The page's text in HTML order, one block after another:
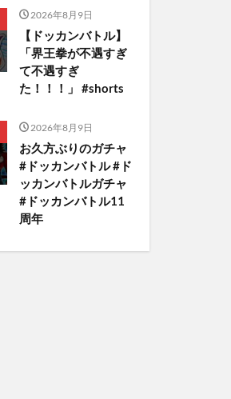
2026年8月9日
【ドッカンバトル】
「界王拳が不遇すぎ
て不遇すぎ
た！！！」 #shorts
2026年8月9日
お久方ぶりのガチャ
#ドッカンバトル #ド
ッカンバトルガチャ
#ドッカンバトル11
周年